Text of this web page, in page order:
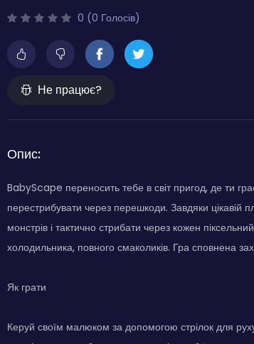
0 (0 Голосів)
Не працює?
Опис:
BabyScape переносить тебе в світ пригод, де ти
перестрибувати через перешкоди. Завдяки цікавій
монстрів і тактично стрибати через кожен
холодильника, повного смаколиків. Гра сповнена
Як грати
Керуй своїм малюком за допомогою стрілок для